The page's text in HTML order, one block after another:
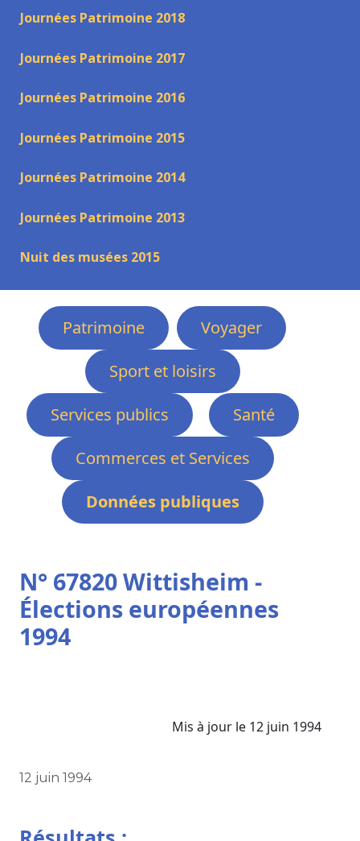
Journées Patrimoine 2018
Journées Patrimoine 2017
Journées Patrimoine 2016
Journées Patrimoine 2015
Journées Patrimoine 2014
Journées Patrimoine 2013
Nuit des musées 2015
Patrimoine
Voyager
Sport et loisirs
Services publics
Santé
Commerces et Services
Données publiques
N° 67820 Wittisheim -
Élections européennes
1994
Mis à jour le 12 juin 1994
12 juin 1994